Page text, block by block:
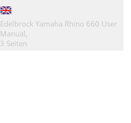
Edelbrock Yamaha Rhino 660 User
Manual,
3 Seiten